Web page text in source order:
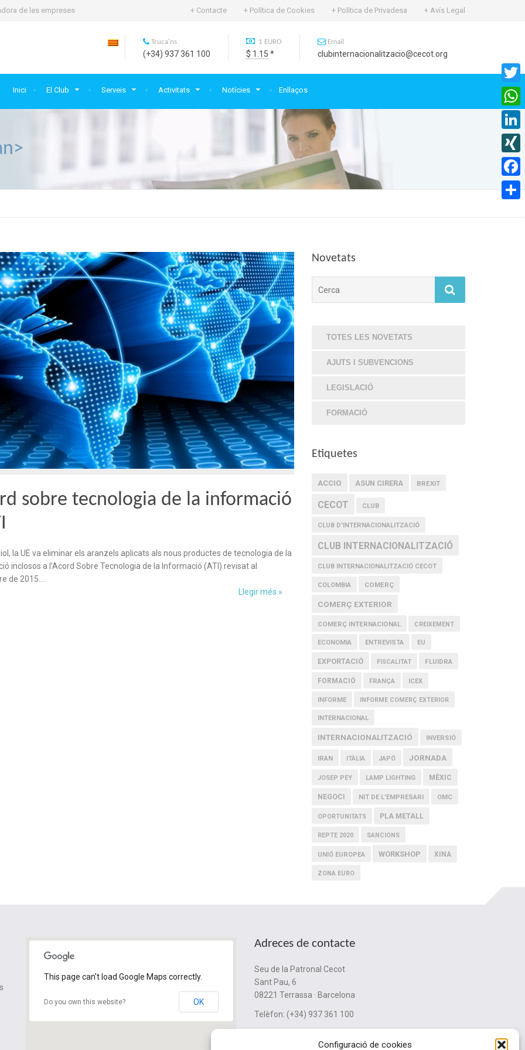
Configuració de cookies
de les empreses + Contacte + Política de Cookies + Política de Privadesa + Avís Legal
Inici El Club Serveis Activitats Notícies Enllaços
Truca'ns
(+34) 937 361 100
1 EURO
$ 1.15 *
Email
clubinternacionalitzacio@cecot.org
sobre tecnologia de la informació
la UE va eliminar els aranzels aplicats als nous productes de tecnologia de la
inclosos a l’Acord Sobre Tecnologia de la Informació (ATI) revisat al
de 2015….
Llegir més »
Novetats
TOTES LES NOVETATS
AJUTS I SUBVENCIONS
LEGISLACIÓ
FORMACIÓ
Etiquetes
ACCIO ASUN CIRERA BREXIT
CECOT CLUB
CLUB D'INTERNACIONALITZACIÓ
CLUB INTERNACIONALITZACIÓ
CLUB INTERNACIONALITZACIÓ CECOT
COLOMBIA COMERÇ
COMERÇ EXTERIOR
COMERÇ INTERNACIONAL CREIXEMENT
ECONOMIA ENTREVISTA EU
EXPORTACIÓ FISCALITAT FLUIDRA
FORMACIÓ FRANÇA ICEX
INFORME INFORME COMERÇ EXTERIOR
INTERNACIONAL
INTERNACIONALITZACIÓ INVERSIÓ
IRAN ITÀLIA JAPÓ JORNADA
JOSEP PEY LAMP LIGHTING MÈXIC
NEGOCI NIT DE L'EMPRESARI OMC
OPORTUNITATS PLA METALL
REPTE 2020 SANCIONS
UNIÓ EUROPEA WORKSHOP XINA
ZONA EURO
This page can't load Google Maps correctly.
Do you own this website? OK
Adreces de contacte
Seu de la Patronal Cecot
Sant Pau, 6
08221 Terrassa · Barcelona
Telèfon: (+34) 937 361 100
XING